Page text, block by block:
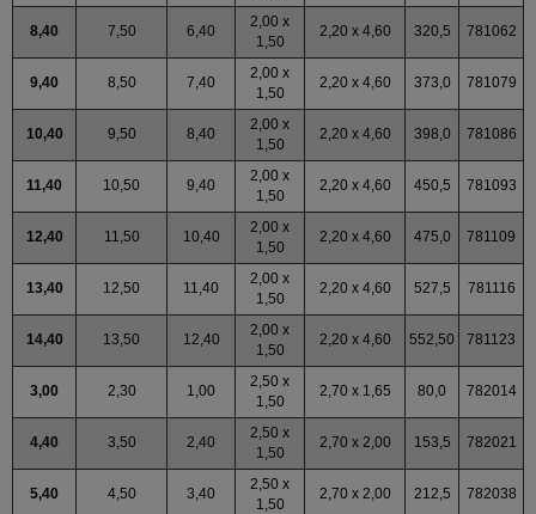
8,40 7,50 6,40
2,00 x
1,50
2,20 x 4,60 320,5 781062
9,40 8,50 7,40
2,00 x
1,50
2,20 x 4,60 373,0 781079
10,40 9,50 8,40
2,00 x
1,50
2,20 x 4,60 398,0 781086
11,40 10,50 9,40
2,00 x
1,50
2,20 x 4,60 450,5 781093
12,40 11,50 10,40
2,00 x
1,50
2,20 x 4,60 475,0 781109
13,40 12,50 11,40
2,00 x
1,50
2,20 x 4,60 527,5 781116
14,40 13,50 12,40
2,00 x
1,50
2,20 x 4,60 552,50 781123
3,00 2,30 1,00
2,50 x
1,50
2,70 x 1,65 80,0 782014
4,40 3,50 2,40
2,50 x
1,50
2,70 x 2,00 153,5 782021
5,40 4,50 3,40
2,50 x
1,50
2,70 x 2,00 212,5 782038